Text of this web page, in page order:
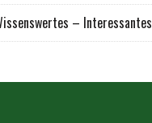
– Interessantes